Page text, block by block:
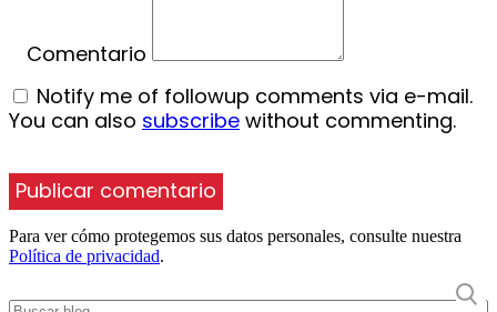
Comentario
Notify me of followup comments via e-mail.
You can also subscribe without commenting.
Para ver cómo protegemos sus datos personales, consulte nuestra
Política de privacidad.